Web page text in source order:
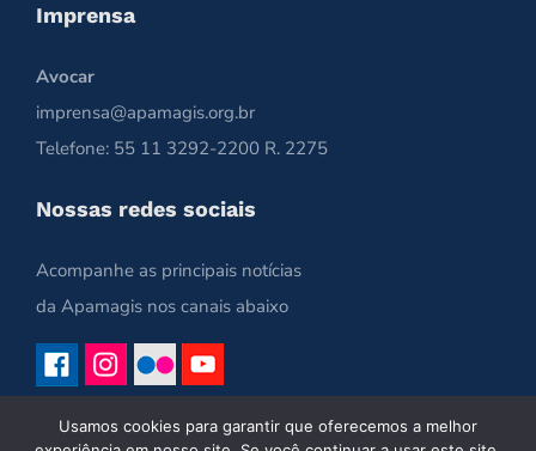
Imprensa
Avocar
imprensa@apamagis.org.br
Telefone: 55 11 3292-2200 R. 2275
Nossas redes sociais
Acompanhe as principais notícias
da Apamagis nos canais abaixo
Usamos cookies para garantir que oferecemos a melhor